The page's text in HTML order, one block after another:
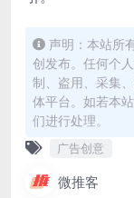
声明：本站所
创发布。任何个
制、盗用、采集
体平台。如若本
们进行处理。
广告创意
微推客